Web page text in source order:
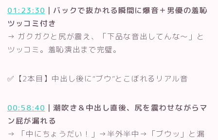
01:23:30 ｜バックで抜かれる瞬間に爆音＋男優の羞恥
ツッコミ付き
→ ガクガクと尻が震え、「下品な音出してんな〜」と
ツッコミ。羞恥演出まで完璧。
✅【2本目】中出し後に“ブウ”とこぼれるリアル音
00:58:40 ｜潮吹き＆中出し直後、尻を震わせながらマ
ン屁が漏れる
→ 「中にちょうだい！」→半外半中→「ブウッ」と漏